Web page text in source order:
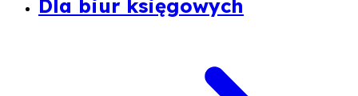
Dla biur księgowych